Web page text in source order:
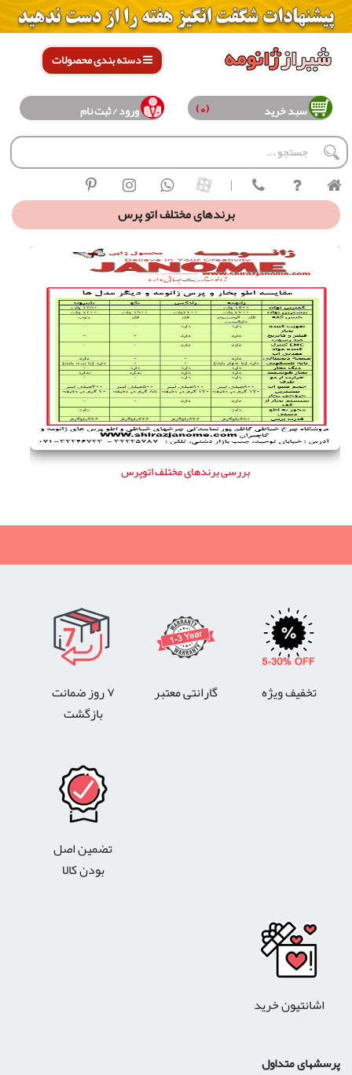
دسته بندی محصولات
سبد خرید (0) ورود / ثبت نام
|
برندهای مختلف اتو پرس
بررسی برندهای مختلف اتوپرس
بررسی برندهای مختلف اتوپرس
تخفیف ویژه گارانتی معتبر
۷ روز ضمانت
بازگشت
تضمین اصل
بودن کالا
اشانتیون خرید
پرسشهای متداول